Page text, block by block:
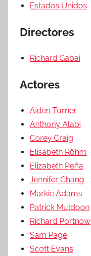
Estados Unidos
Directores
Richard Gabai
Actores
Aiden Turner
Anthony Alabi
Corey Craig
Elisabeth Röhm
Elizabeth Peña
Jennifer Chang
Markie Adams
Patrick Muldoon
Richard Portnow
Sam Page
Scott Evans